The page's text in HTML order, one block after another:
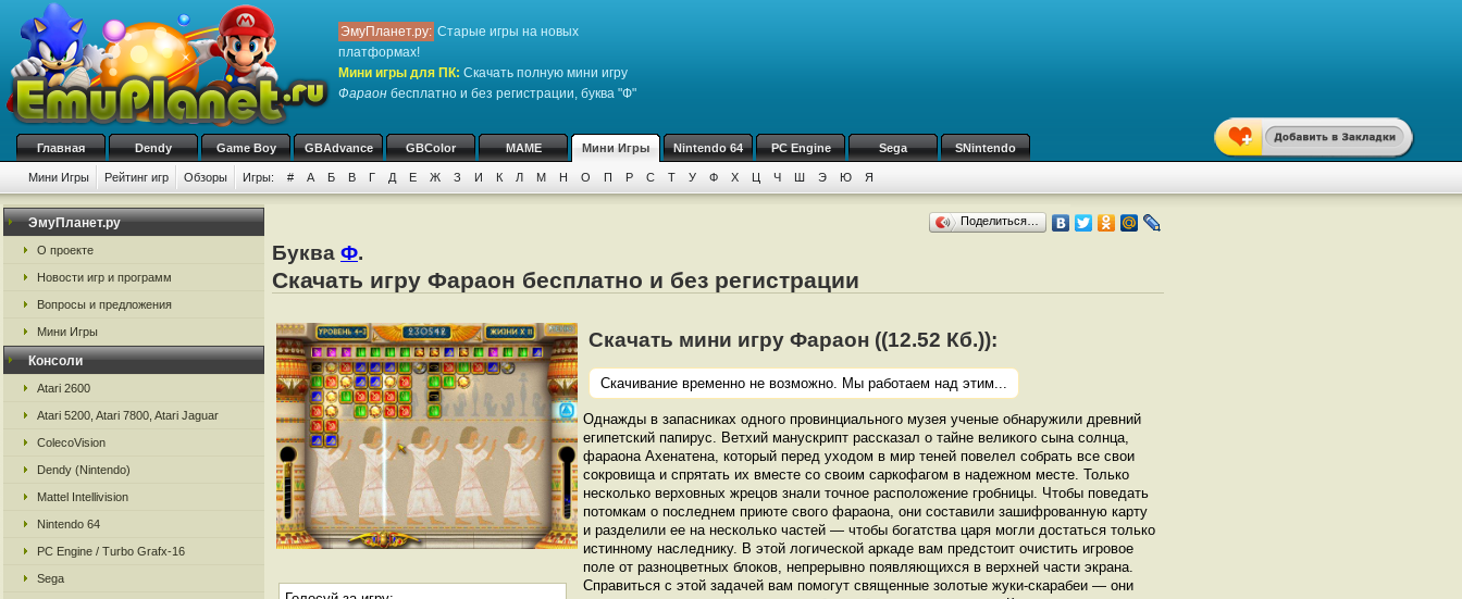
ЭмуПланет.ру: Старые игры на новых
платформах!
Мини игры для ПК: Скачать полную мини игру
Фараон бесплатно и без регистрации, буква "Ф"
Главная Dendy Game Boy GBAdvance GBColor MAME Мини Игры Nintendo 64 PC Engine Sega SNintendo
Мини Игры Рейтинг игр Обзоры Игры: # А Б В Г Д Е Ж З И К Л М Н О П Р С Т У Ф Х Ц Ч Ш Э Ю Я
ЭмуПланет.ру
О проекте
Новости игр и программ
Вопросы и предложения
Мини Игры
Консоли
Atari 2600
Atari 5200, Atari 7800, Atari Jaguar
ColecoVision
Dendy (Nintendo)
Mattel Intellivision
Nintendo 64
PC Engine / Turbo Grafx-16
Sega
Поделиться…
Буква Ф.
Скачать игру Фараон бесплатно и без регистрации
Скачать мини игру Фараон ((12.52 Кб.)):
Скачивание временно не возможно. Мы работаем над этим...
Однажды в запасниках одного провинциального музея ученые обнаружили древний
египетский папирус. Ветхий манускрипт рассказал о тайне великого сына солнца,
фараона Ахенатена, который перед уходом в мир теней повелел собрать все свои
сокровища и спрятать их вместе со своим саркофагом в надежном месте. Только
несколько верховных жрецов знали точное расположение гробницы. Чтобы поведать
потомкам о последнем приюте свого фараона, они составили зашифрованную карту
и разделили ее на несколько частей — чтобы богатства царя могли достаться только
истинному наследнику. В этой логической аркаде вам предстоит очистить игровое
поле от разноцветных блоков, непрерывно появляющихся в верхней части экрана.
Справиться с этой задачей вам помогут священные золотые жуки-скарабеи — они